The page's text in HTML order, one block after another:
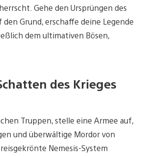
Gehe den Ursprüngen des
den Grund, erschaffe deine Legende
dem ultimativen Bösen,
des Krieges
Truppen, stelle eine Armee auf,
und überwältige Mordor von
Nemesis-System